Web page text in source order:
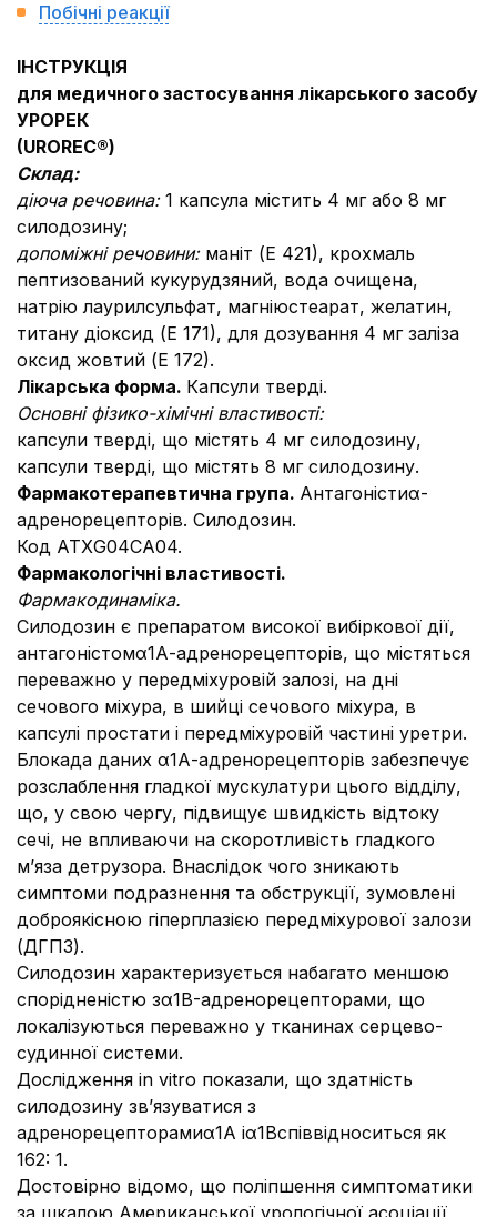
Побічні реакції
ІНСТРУКЦІЯ
для медичного застосування лікарського засобу
УРОРЕК
(UROREC®)
Склад:
діюча речовина: 1 капсула містить 4 мг або 8 мг
силодозину;
допоміжні речовини: маніт (Е 421), крохмаль
пептизований кукурудзяний, вода очищена,
натрію лаурилсульфат, магніюстеарат, желатин,
титану діоксид (Е 171), для дозування 4 мг заліза
оксид жовтий (Е 172).
Лікарська форма. Капсули тверді.
Основні фізико-хімічні властивості:
капсули тверді, що містять 4 мг силодозину,
капсули тверді, що містять 8 мг силодозину.
Фармакотерапевтична група. Антагоністиα-
адренорецепторів. Силодозин.
Код АТХG04СА04.
Фармакологічні властивості.
Фармакодинаміка.
Силодозин є препаратом високої вибіркової дії,
антагоністомα1А-адренорецепторів, що містяться
переважно у передміхуровій залозі, на дні
сечового міхура, в шийці сечового міхура, в
капсулі простати і передміхуровій частині уретри.
Блокада даних α1А-адренорецепторів забезпечує
розслаблення гладкої мускулатури цього відділу,
що, у свою чергу, підвищує швидкість відтоку
сечі, не впливаючи на скоротливість гладкого
м’яза детрузора. Внаслідок чого зникають
симптоми подразнення та обструкції, зумовлені
доброякісною гіперплазією передміхурової залози
(ДГПЗ).
Силодозин характеризується набагато меншою
спорідненістю зα1B-адренорецепторами, що
локалізуються переважно у тканинах серцево-
судинної системи.
Дослідження іn vitro показали, що здатність
силодозину зв’язуватися з
адренорецепторамиα1А іα1Bспіввідноситься як
162: 1.
Достовірно відомо, що поліпшення симптоматики
за шкалою Американської урологічної асоціації